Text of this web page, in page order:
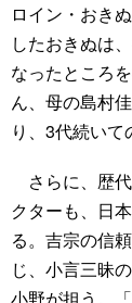
ロイン・おき
したおきぬは
なったところ
ん、母の島村
り、3代続いて
さらに、歴
クターも、日
る。吉宗の信
じ、小言三昧